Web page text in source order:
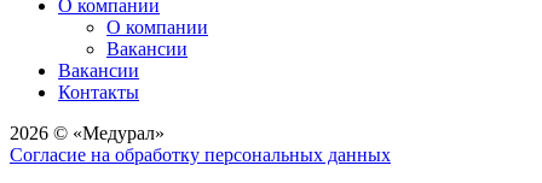
О компании
О компании
Вакансии
Вакансии
Контакты
2026 © «Медурал»
Согласие на обработку персональных данных